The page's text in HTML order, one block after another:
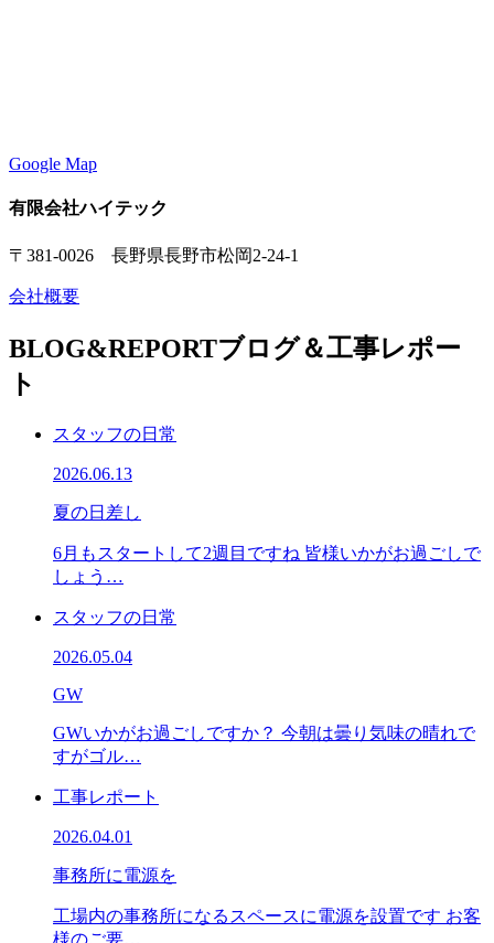
Google Map
有限会社ハイテック
〒381-0026 長野県長野市松岡2-24-1
会社概要
BLOG&REPORTブログ＆工事レポー
ト
スタッフの日常
2026.06.13
夏の日差し
6月もスタートして2週目ですね 皆様いかがお過ごしで
しょう…
スタッフの日常
2026.05.04
GW
GWいかがお過ごしですか？ 今朝は曇り気味の晴れで
すがゴル…
工事レポート
2026.04.01
事務所に電源を
工場内の事務所になるスペースに電源を設置です お客
様のご要…